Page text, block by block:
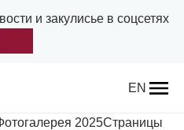
и закулисье в соцсетях
EN
2025Страницы